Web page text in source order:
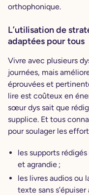
orthophonique.
L’utilisation de
adaptées pour tous
Vivre avec plusieurs
journées, mais
éprouvées et
lire est coûteux en
sœur dys sait que
supplice. Et tous
pour soulager les
les supports
et agrandie ;
les livres audios ou
texte sans